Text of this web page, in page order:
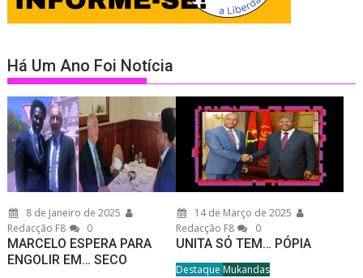
Há Um Ano Foi Notícia
8 de Janeiro de 2025
Redacção F8
0
MARCELO ESPERA PARA
ENGOLIR EM… SECO
14 de Março de 2025
Redacção F8
0
UNITA SÓ TEM… PÓPIA
Destaque Mukandas